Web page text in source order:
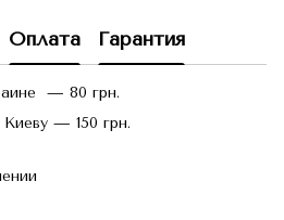
Оплата Гарантия
— 80 грн.
— 150 грн.